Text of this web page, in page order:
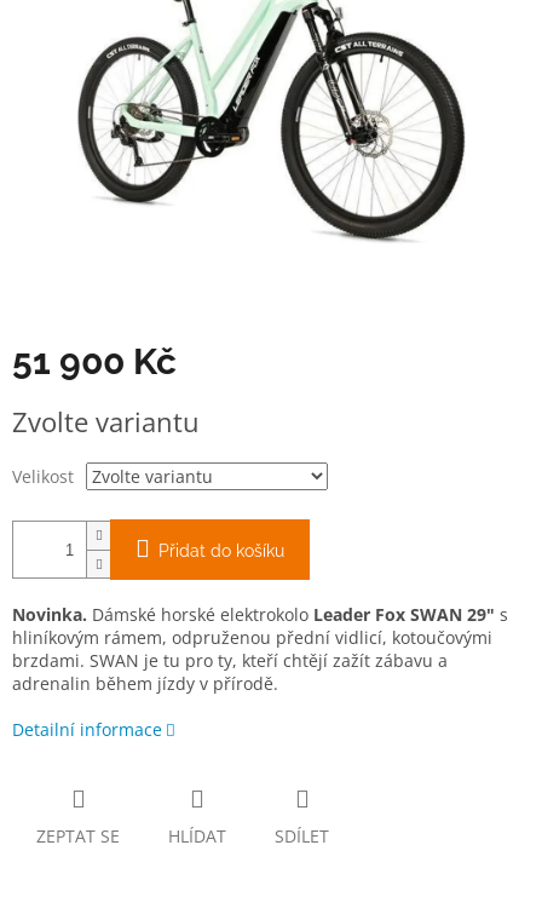
51 900 Kč
cena:
Zvolte variantu
Velikost
Přidat do košíku
Novinka. Dámské horské elektrokolo Leader Fox SWAN 29" s
hliníkovým rámem, odpruženou přední vidlicí, kotoučovými
brzdami. SWAN je tu pro ty, kteří chtějí zažít zábavu a
adrenalin během jízdy v přírodě.
Detailní informace
ZEPTAT SE HLÍDAT SDÍLET